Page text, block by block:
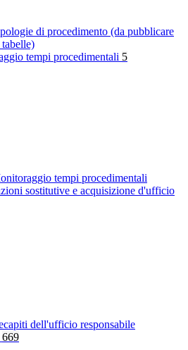
di procedimento (da pubblicare
tempi procedimentali 5
tempi procedimentali
sostitutive e acquisizione d'ufficio
dell'ufficio responsabile
669